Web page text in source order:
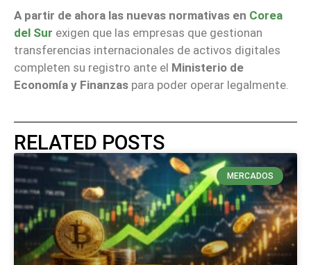
A partir de ahora las nuevas normativas en Corea
del Sur exigen que las empresas que gestionan
transferencias internacionales de activos digitales
completen su registro ante el Ministerio de
Economía y Finanzas para poder operar legalmente.
RELATED POSTS
MERCADOS